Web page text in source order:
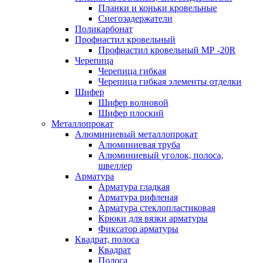
Планки и коньки кровельные
Снегозадержатели
Поликарбонат
Профнастил кровельный
Профнастил кровельный МР -20R
Черепица
Черепица гибкая
Черепица гибкая элементы отделки
Шифер
Шифер волновой
Шифер плоский
Металлопрокат
Алюминиевый металлопрокат
Алюминиевая труба
Алюминиевый уголок, полоса,
швеллер
Арматура
Арматура гладкая
Арматура рифленая
Арматура стеклопластиковая
Крюки для вязки арматуры
Фиксатор арматуры
Квадрат, полоса
Квадрат
Полоса